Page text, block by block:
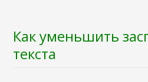
Как уменьшить
текста